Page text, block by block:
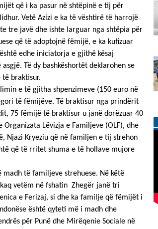
që i ka pasur në shtëpinë e tij për
Vetë Azizi e ka të vështirë të harrojë
tre javë dhe ishte larguar nga shtëpia për
që të adoptojnë fëmijë, e ka kufizuar
edhe iniciatorja e gjithë kësaj
Të dy bashkëshortët deklarohen se
braktisur.
e të gjitha shpenzimeve (150 euro në
të fëmijëve. Të braktisur nga prindërit
75 fëmijë të braktisur u janë dorëzuar 40
Lëvizja e Familjeve (OLF), dhe
Njazi Kryeziu që në familjen e tij strehon
që të rritet shuma e të hollave mujore
të familjeve strehuese. Në këtë
vetëm në fshatin Zhegër janë tri
e Ferizaj, si dhe ka familje që fëmijët i
është qyteti më i madh dhe
për Punë dhe Mirëqenie Sociale në